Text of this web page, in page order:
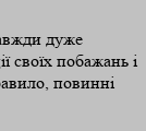
дуже
своїх побажань і
повинні